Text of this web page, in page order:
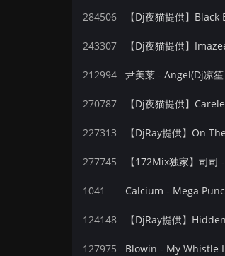
284506 【Dj夜猫提供】
243307 【Dj夜猫提供】
212994 尹美莱 - Angel(Dj凉
270787 【Dj夜猫提供】
227313 【DjRay提供】On
277745 【172Mix独家】司
1041 Calcium - Mega
124148 【DjRay提供】
127975 Blowin - My Whistle